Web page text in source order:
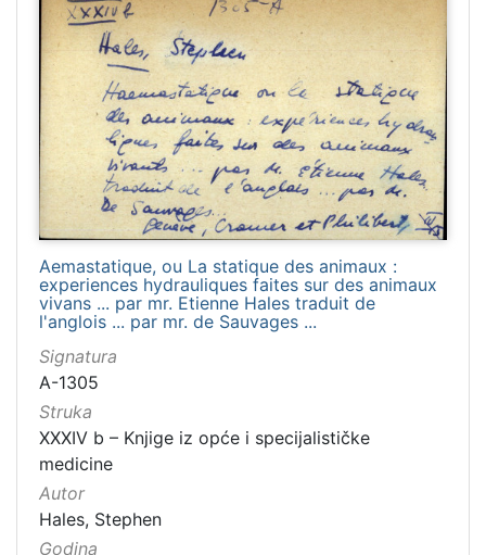
1478
1481
1482
Naslov
serijske
publikacije
Crvena Hrvatska
1460
Dubrovnik
Narodna svijest
1095
Prava Crvena Hrvatska
712
Aemastatique, ou La statique des animaux :
experiences hydrauliques faites sur des animaux
vivans ... par mr. Etienne Hales traduit de
l'anglois ... par mr. de Sauvages ...
Signatura
A-1305
Struka
XXXIV b – Knjige iz opće i specijalističke
medicine
Autor
Hales, Stephen
Godina